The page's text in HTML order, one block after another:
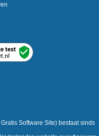
Software Site) bestaat sinds